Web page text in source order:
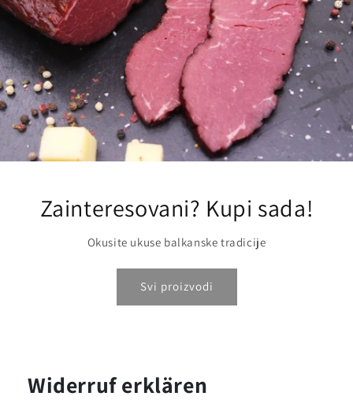
Zainteresovani? Kupi sada!
Okusite ukuse balkanske tradicije
Svi proizvodi
Widerruf erklären